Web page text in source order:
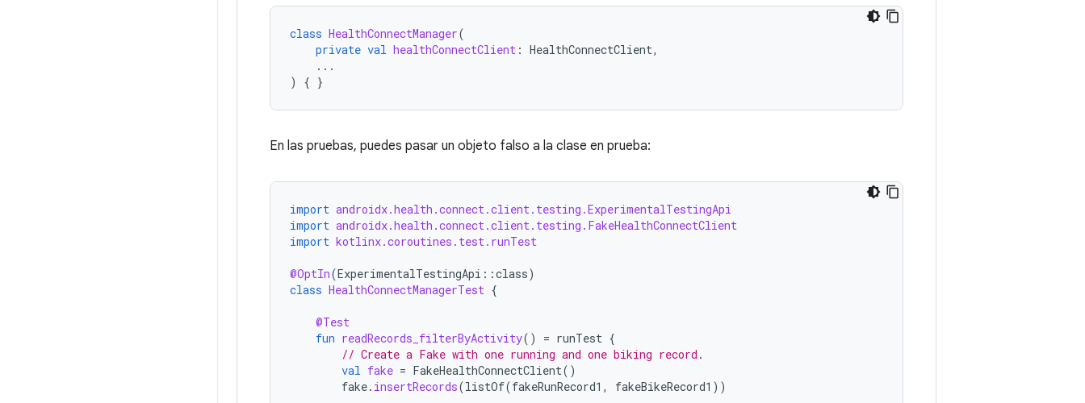
class HealthConnectManager(
private val healthConnectClient : HealthConnectClient,
...
)
{ }
En las pruebas, puedes pasar un objeto falso a la clase en prueba:
import androidx.health.connect.client.testing.ExperimentalTestingApi
import androidx.health.connect.client.testing.FakeHealthConnectClient
import kotlinx.coroutines.test.runTest
@OptIn(ExperimentalTestingApi ::class)
class HealthConnectManagerTest {
@Test
fun readRecords_filterByActivity() = runTest {
// Create a Fake with one running and one biking record.
val fake = FakeHealthConnectClient()
fake. insertRecords(listOf(fakeRunRecord1 , fakeBikeRecord1 ))